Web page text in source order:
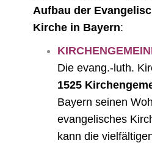
Aufbau der
Kirche in Bayern:
Die evang.-luth.
1525
Bayern seinen
evangelisches
kann die